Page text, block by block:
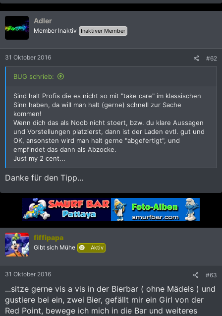
a
k
i
n
:
Adler
Member Inaktiv Inaktiver Member
31 Oktober 2016 #62
BUG schrieb:
Sind halt Profis die es nicht so mit "take care" im klassischen
Sinn haben, da will man halt (gerne) schnell zur Sache
kommen!
Wenn dich das als Noob nicht stoert, bzw. du klare Aussagen
und Vorstellungen platzierst, dann ist der Laden evtl. gut und
OK, ansonsten wird man halt gerne "abgefertigt", und
empfindet das dann als Abzocke.
Just my 2 cent...
Danke für den Tipp...
fiffipapa
Gibt sich Mühe Aktiv
31 Oktober 2016 #63
...sitze gerne vis a vis in der Bierbar ( ohne Mädels ) und
gustiere bei ein, zwei Bier, gefällt mir ein Girl von der
Red Point, bewege ich mich in die Bar und weiteres